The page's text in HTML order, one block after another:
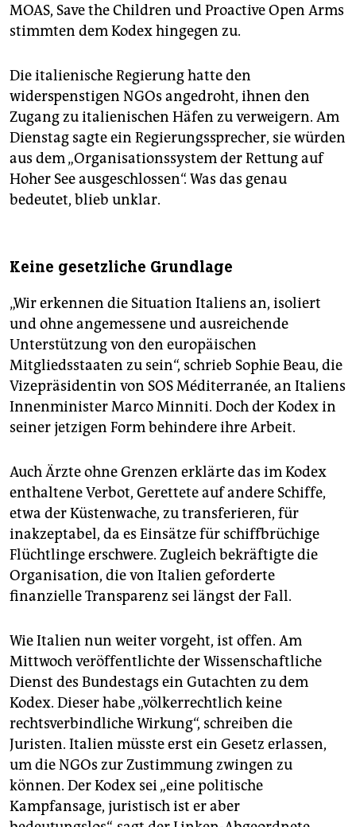
MOAS, Save the Children und Proactive Open Arms
stimmten dem Kodex hingegen zu.
Die italienische Regierung hatte den
widerspenstigen NGOs angedroht, ihnen den
Zugang zu italienischen Häfen zu verweigern. Am
Dienstag sagte ein Regierungssprecher, sie würden
aus dem „Organisationssystem der Rettung auf
Hoher See ausgeschlossen“. Was das genau
bedeutet, blieb unklar.
Keine gesetzliche Grundlage
„Wir erkennen die Situation Italiens an, isoliert
und ohne angemessene und ausreichende
Unterstützung von den europäischen
Mitgliedsstaaten zu sein“, schrieb Sophie Beau, die
Vizepräsidentin von SOS Méditerranée, an Italiens
Innenminister Marco Minniti. Doch der Kodex in
seiner jetzigen Form behindere ihre Arbeit.
Auch Ärzte ohne Grenzen erklärte das im Kodex
enthaltene Verbot, Gerettete auf andere Schiffe,
etwa der Küstenwache, zu transferieren, für
inakzeptabel, da es Einsätze für schiffbrüchige
Flüchtlinge erschwere. Zugleich bekräftigte die
Organisation, die von Italien geforderte
finanzielle Transparenz sei längst der Fall.
Wie Italien nun weiter vorgeht, ist offen. Am
Mittwoch veröffentlichte der Wissenschaftliche
Dienst des Bundestags ein Gutachten zu dem
Kodex. Dieser habe „völkerrechtlich keine
rechtsverbindliche Wirkung“, schreiben die
Juristen. Italien müsste erst ein Gesetz erlassen,
um die NGOs zur Zustimmung zwingen zu
können. Der Kodex sei „eine politische
Kampfansage, juristisch ist er aber